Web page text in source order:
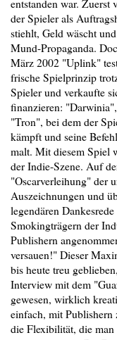
entstanden war. Zuerst
der Spieler als
stiehlt, Geld wäscht
Mund-Propaganda.
März 2002 "Uplink"
frische Spielprinzip
Spieler und verkaufte
finanzieren:
"Tron", bei dem der
kämpft und seine
malt. Mit diesem Spiel
der Indie-Szene. Auf
"Oscarverleihung" der
Auszeichnungen und
legendären
Smokingträgern der
Publishern
versauen!" Dieser
bis heute treu
Interview mit dem
gewesen, wirklich
einfach, mit Publishern
die Flexibilität, die